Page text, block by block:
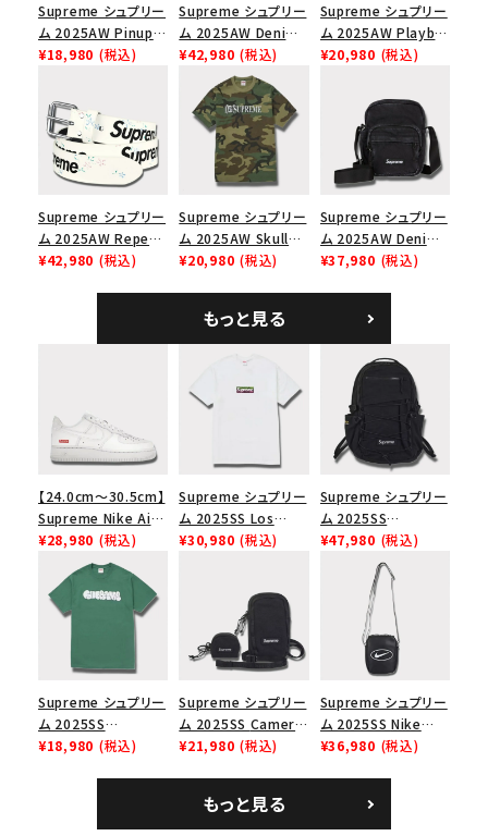
Supreme シュプリー
ム 2025AW Pinup
Mesh Back 5-Panel
ュバック 5パネルキャ
ップ トゥルーティン
バーHTC フォールカ
¥18,980 (税込)
Supreme シュプリー
ム 2025AW Denim
Backpack デニム バ
ックパック ブラック
¥42,980 (税込)
Supreme シュプリー
ム 2025AW Playboi
Carti Tee プレイボ
¥20,980 (税込)
Supreme シュプリー
ム 2025AW Repeat
Leather Belt リピー
¥42,980 (税込)
Supreme シュプリー
ム 2025AW Skull
Tee スカル Tシャ
¥20,980 (税込)
Supreme シュプリー
ム 2025AW Denim
Shoulder Bag デニ
¥37,980 (税込)
もっと見る
【24.0cm～30.5cm】
Supreme Nike Air
Force 1 Low シュプ
リーム ナイキエアフォ
ース１スニーカー シ
ューズ ホワイト
¥28,980 (税込)
Supreme シュプリー
ム 2025SS Los
Angeles Fire Relief
スロゴTシャツ ホワ
¥30,980 (税込)
Supreme シュプリー
ム 2025SS
Backpack バックパッ
ク ブラック 黒
¥47,980 (税込)
Supreme シュプリー
ム 2025SS
Homerun Tee ホー
¥18,980 (税込)
Supreme シュプリー
ム 2025SS Camera
Bag + Mini Pouch
¥21,980 (税込)
Supreme シュプリー
ム 2025SS Nike
Leather Shoulder
¥36,980 (税込)
もっと見る